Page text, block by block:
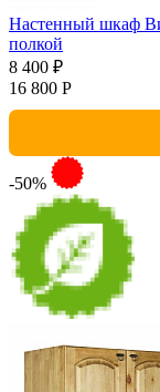
Настенный шкаф
полкой
8 400 ₽
16 800 Р
-50%